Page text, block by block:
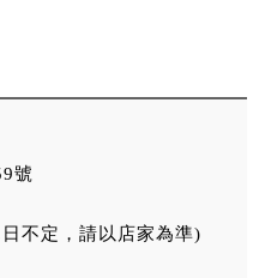
號
不定，請以店家為準)